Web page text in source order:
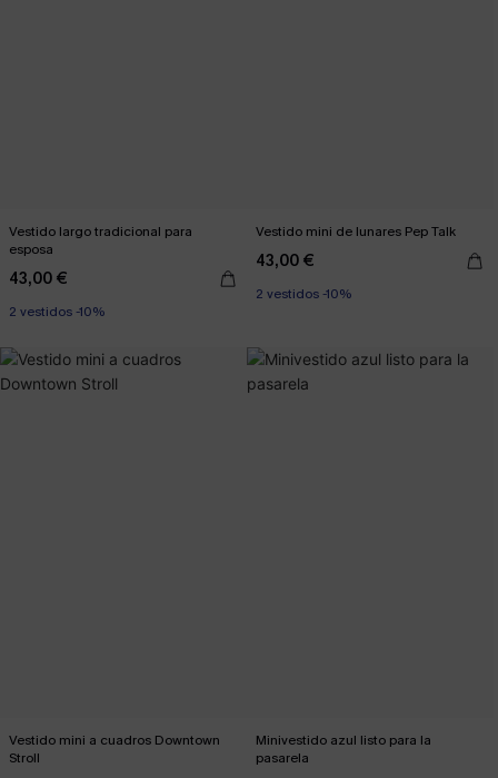
Vestido largo tradicional para
esposa
43,00 €
2 vestidos -10%
Vestido mini de lunares Pep Talk
43,00 €
2 vestidos -10%
Vestido mini a cuadros Downtown
Stroll
Minivestido azul listo para la
pasarela